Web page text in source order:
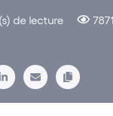
de lecture